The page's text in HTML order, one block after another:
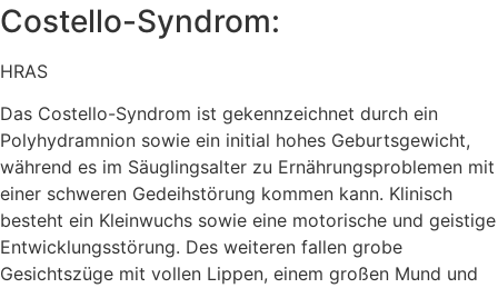
Costello-Syndrom:
HRAS
Das Costello-Syndrom ist gekennzeichnet durch ein
Polyhydramnion sowie ein initial hohes Geburtsgewicht,
während es im Säuglingsalter zu Ernährungsproblemen mit
einer schweren Gedeihstörung kommen kann. Klinisch
besteht ein Kleinwuchs sowie eine motorische und geistige
Entwicklungsstörung. Des weiteren fallen grobe
Gesichtszüge mit vollen Lippen, einem großen Mund und